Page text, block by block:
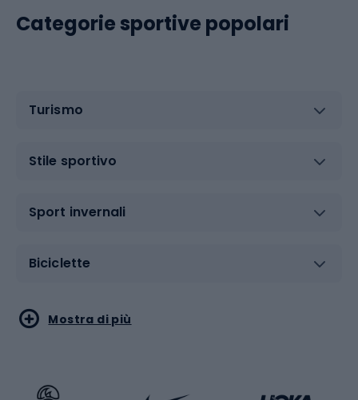
Categorie sportive popolari
Turismo
Stile sportivo
Sport invernali
Biciclette
Sport acquatici
Sport di arti marziali
Mostra di più